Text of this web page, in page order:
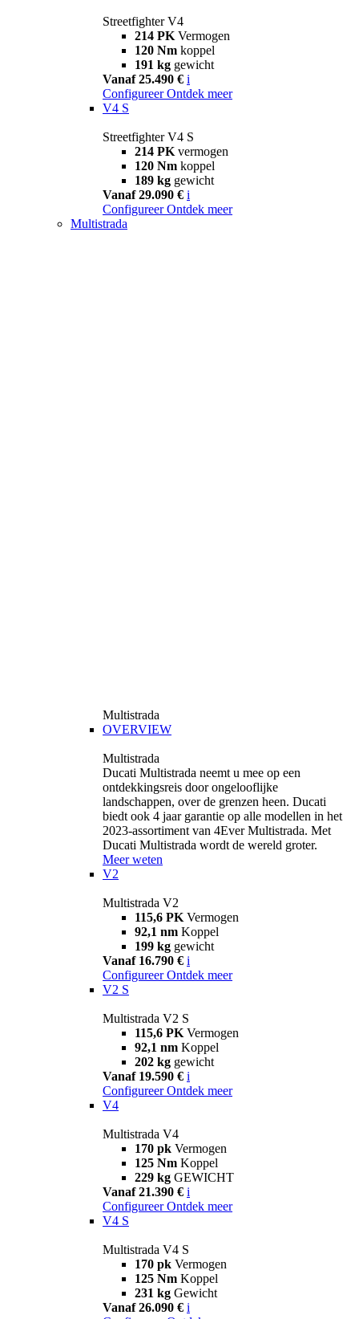
Streetfighter V4
214 PK Vermogen
120 Nm koppel
191 kg gewicht
Vanaf 25.490 € i
Configureer Ontdek meer
V4 S
Streetfighter V4 S
214 PK vermogen
120 Nm koppel
189 kg gewicht
Vanaf 29.090 € i
Configureer Ontdek meer
Multistrada
Multistrada
OVERVIEW
Multistrada
Ducati Multistrada neemt u mee op een
ontdekkingsreis door ongelooflijke
landschappen, over de grenzen heen. Ducati
biedt ook 4 jaar garantie op alle modellen in het
2023-assortiment van 4Ever Multistrada. Met
Ducati Multistrada wordt de wereld groter.
Meer weten
V2
Multistrada V2
115,6 PK Vermogen
92,1 nm Koppel
199 kg gewicht
Vanaf 16.790 € i
Configureer Ontdek meer
V2 S
Multistrada V2 S
115,6 PK Vermogen
92,1 nm Koppel
202 kg gewicht
Vanaf 19.590 € i
Configureer Ontdek meer
V4
Multistrada V4
170 pk Vermogen
125 Nm Koppel
229 kg GEWICHT
Vanaf 21.390 € i
Configureer Ontdek meer
V4 S
Multistrada V4 S
170 pk Vermogen
125 Nm Koppel
231 kg Gewicht
Vanaf 26.090 € i